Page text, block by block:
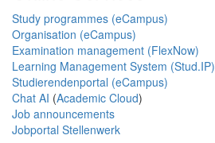
Study programmes (eCampus)
Organisation (eCampus)
Examination management (FlexNow)
Learning Management System (Stud.IP)
Studierendenportal (eCampus)
Chat AI (Academic Cloud)
Job announcements
Jobportal Stellenwerk